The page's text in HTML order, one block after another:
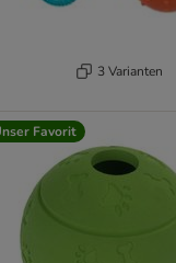
3 Varianten
Favorit